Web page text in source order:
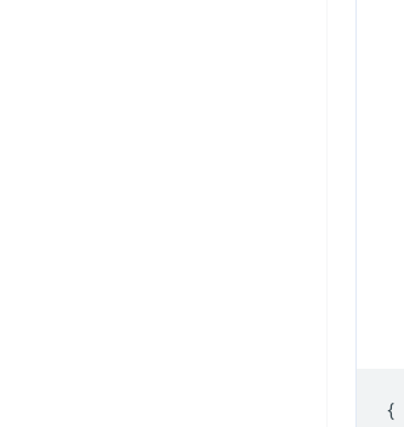
{